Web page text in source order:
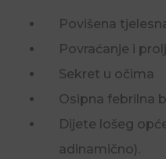
Povišena
Povraćanje i
Sekret u očima
Osipna febrilna
Dijete lošeg
adinamično).